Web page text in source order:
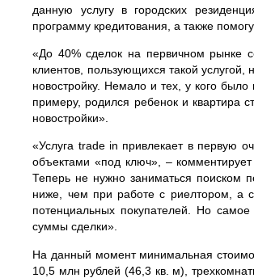
данную услугу в городских
программу кредитования, а также
«До 40% сделок на первичном рынке
клиентов, пользующихся такой
новостройку. Немало и тех, у кого
примеру, родился ребенок и квартира
новостройки».
«Услуга trade in привлекает в первую
объектами «под ключ», –
Теперь не нужно заниматься поиском
ниже, чем при работе с риелтором, а
потенциальных покупателей. Но
суммы сделки».
На данный момент минимальная
10,5 млн рублей (46,3 кв. м),